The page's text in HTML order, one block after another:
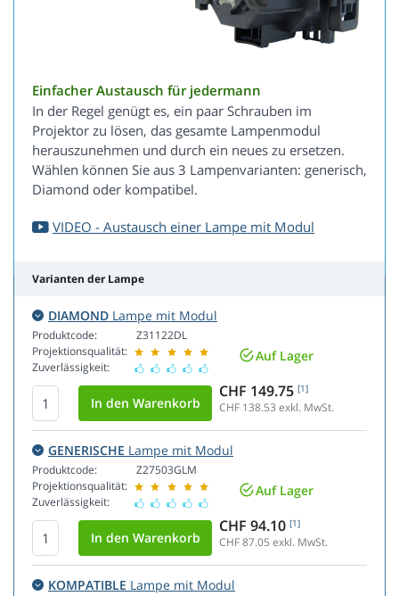
Einfacher Austausch für jedermann
In der Regel genügt es, ein paar Schrauben im
Projektor zu lösen, das gesamte Lampenmodul
herauszunehmen und durch ein neues zu ersetzen.
Wählen können Sie aus 3 Lampenvarianten: generisch,
Diamond oder kompatibel.
VIDEO - Austausch einer Lampe mit Modul
Varianten der Lampe
DIAMOND Lampe mit Modul
Produktcode:
Projektionsqualität:
Zuverlässigkeit:
Z31122DL
Auf Lager
CHF 149.75 [1]
CHF 138.53 exkl. MwSt.
GENERISCHE Lampe mit Modul
Produktcode:
Projektionsqualität:
Zuverlässigkeit:
Z27503GLM
Auf Lager
CHF 94.10 [1]
CHF 87.05 exkl. MwSt.
KOMPATIBLE Lampe mit Modul